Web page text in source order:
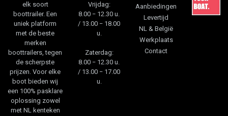
elk soort
boottrailer. Een
uniek platform
met de beste
merken
boottrailers, tegen
de scherpste
prijzen. Voor elke
boot bieden wij
een 100% pasklare
oplossing zowel
met NL kenteken
Vrijdag:
8.00 − 12.30 u.
/ 13.00 − 18.00
u.
Zaterdag:
8.00 − 12.30 u.
/ 13.00 − 17.00
u.
Aanbiedingen
Levertijd
NL & België
Werkplaats
Contact